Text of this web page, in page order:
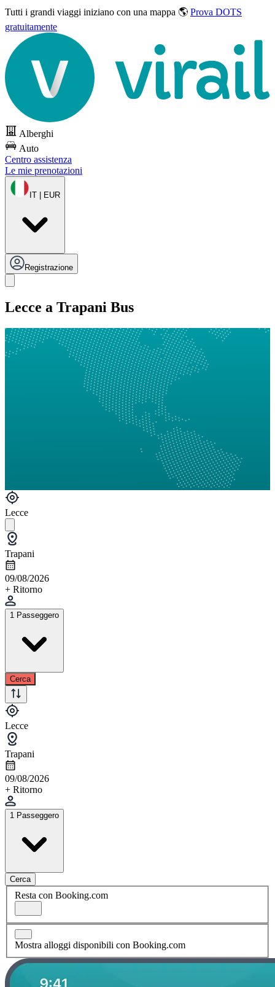
Tutti i grandi viaggi iniziano con una mappa 🌎 Prova DOTS
gratuitamente
Alberghi
Auto
Centro assistenza
Le mie prenotazioni
IT | EUR
Registrazione
Lecce a Trapani Bus
Lecce
Trapani
09/08/2026
+ Ritorno
1 Passeggero
Cerca
Lecce
Trapani
09/08/2026
+ Ritorno
1 Passeggero
Cerca
Resta con Booking.com
Mostra alloggi disponibili con Booking.com